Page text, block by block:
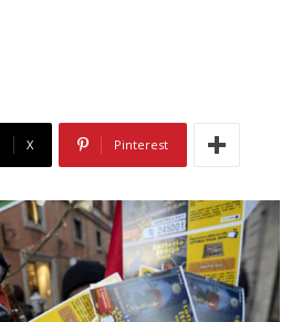
X Pinterest